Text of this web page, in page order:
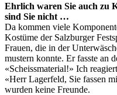
Ehrlich waren Sie auch zu
sind Sie nicht …
Da kommen viele
Kostüme der Salzburger
Frauen, die in der
mustern konnte. Er fasste an
«Scheissmaterial!» Ich
«Herr Lagerfeld, Sie fassen
wurden keine Freunde.